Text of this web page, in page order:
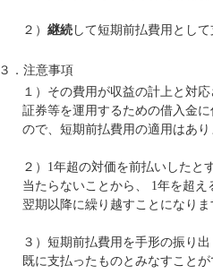
２） 継続して短期前払費用とし
３．注意事項
１）その費用が収益の計上と対
証券等を運用するための借入金
ので、短期前払費用の適用はあ
２）1年超の対価を前払いしたと
当たらないことから、 1年を超
翌期以降に繰り越すことになりま
３）短期前払費用を手形の振り
既に支払ったものとみなすこと